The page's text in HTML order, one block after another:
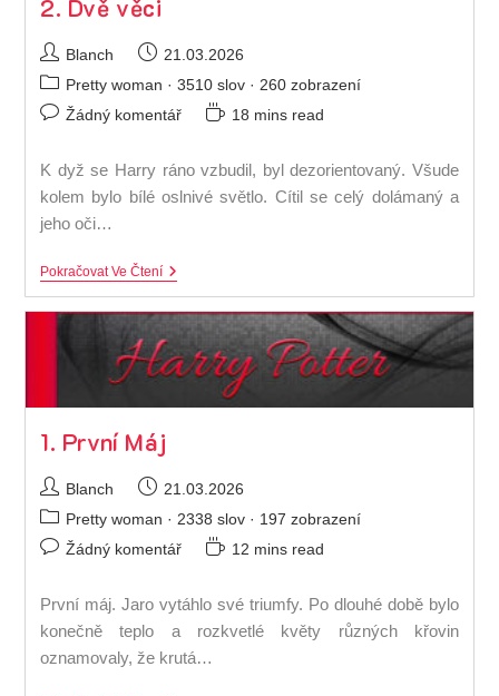
2. Dvě věci
Autor
příspěvku
Blanch
Příspěvek
publikován
21.03.2026
Rubriky
příspěvku
Pretty woman · 3510 slov · 260 zobrazení
Komentáře
Žádný komentář
Čas 18 mins read
K dyž se Harry ráno vzbudil, byl dezorientovaný. Všude
kolem bylo bílé oslnivé světlo. Cítil se celý dolámaný a
jeho oči…
Pokračovat Ve Čtení2.
Věci
1. První Máj
Autor
příspěvku
Blanch
Příspěvek
publikován
21.03.2026
Rubriky
příspěvku
Pretty woman · 2338 slov · 197 zobrazení
Komentáře
Žádný komentář
Čas 12 mins read
První máj. Jaro vytáhlo své triumfy. Po dlouhé době bylo
konečně teplo a rozkvetlé květy různých křovin
oznamovaly, že krutá…